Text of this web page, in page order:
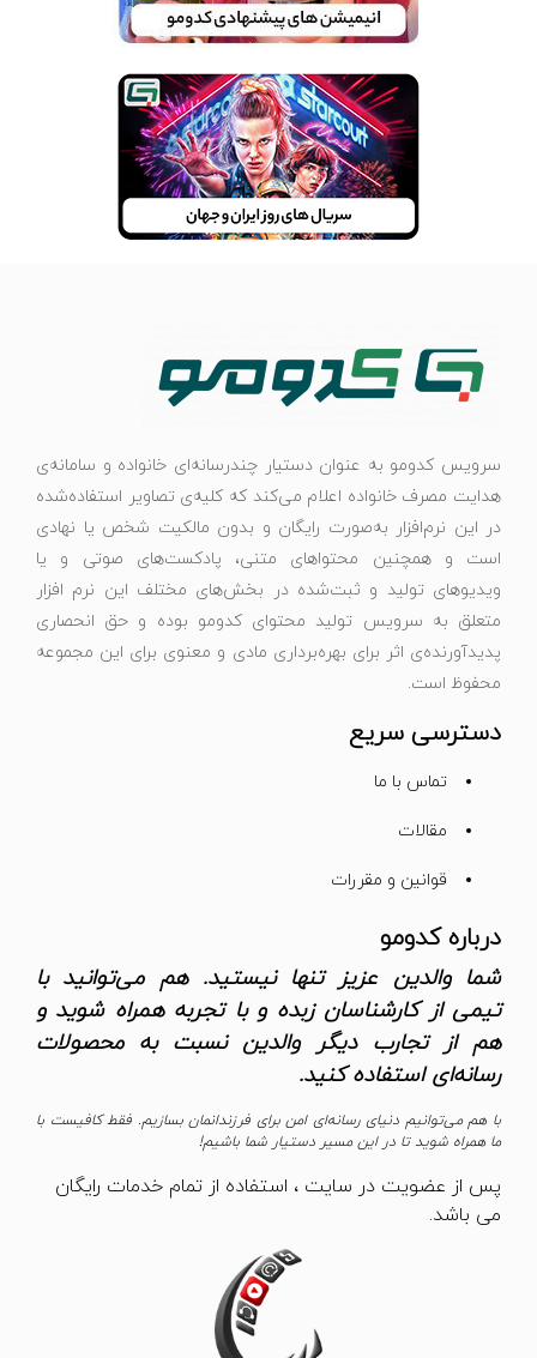
سرویس کدومو به عنوان دستیار چندرسانه‌ای خانواده و سامانه‌ی
هدایت مصرف خانواده اعلام می‌کند که کلیه‌ی تصاویر استفاده‌شده
در این نرم‌افزار به‌صورت رایگان و بدون مالکیت شخص یا نهادی
است و همچنین محتواهای متنی، پادکست‌های صوتی و یا
ویدیوهای تولید و ثبت‌شده در بخش‌های مختلف این نرم افزار
متعلق به سرویس تولید محتوای کدومو بوده و حق انحصاری
پدیدآورنده‌ی اثر برای بهره‌برداری مادی و معنوی برای این مجموعه
محفوظ است.
دسترسی سریع
تماس با ما
مقالات
قوانین و مقررات
درباره کدومو
شما والدین عزیز تنها نیستید. هم می‌توانید با
تیمی از کارشناسان زبده و با تجربه همراه شوید و
هم از تجارب دیگر والدین نسبت به محصولات
رسانه‌ای استفاده کنید.
با هم می‌توانیم دنیای رسانه‌ای امن برای فرزندانمان بسازیم. فقط کافیست با
ما همراه شوید تا در این مسیر دستیار شما باشیم!
پس از عضویت در سایت ، استفاده از تمام خدمات رایگان
می باشد.